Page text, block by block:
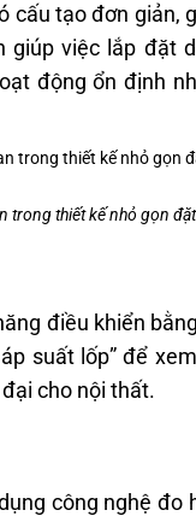
cấu tạo đơn giản,
việc lắp đặt
động ổn định
trong thiết kế nhỏ gọn
điều khiển
suất lốp” để
cho nội thất.
công nghệ